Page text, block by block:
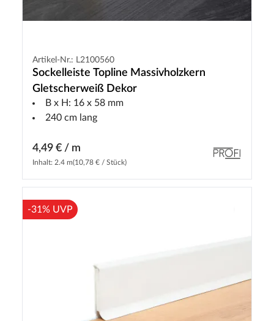
Artikel-Nr.: L2100560
Sockelleiste Topline Massivholzkern
Gletscherweiß Dekor
B x H: 16 x 58 mm
240 cm lang
4,49 € / m
Inhalt: 2.4 m(10,78 € / Stück)
-31% UVP